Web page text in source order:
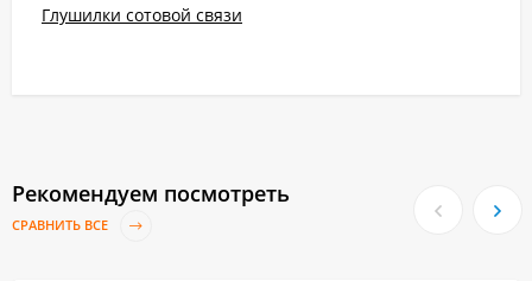
Глушилки сотовой связи
Рекомендуем посмотреть
СРАВНИТЬ ВСЕ